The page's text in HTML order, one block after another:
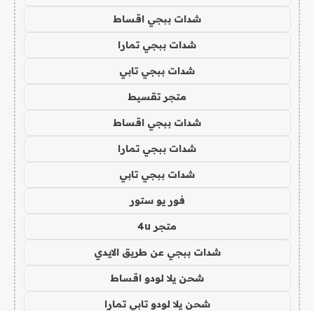
شدات ببجي اقساط
شدات ببجي تمارا
شدات ببجي تابي
متجر تقسيط
شدات ببجي اقساط
شدات ببجي تمارا
شدات ببجي تابي
فور يو ستور
متجر 4u
شدات ببجي عن طريق الايدي
شحن يلا لودو اقساط
شحن يلا لودو تابي تمارا